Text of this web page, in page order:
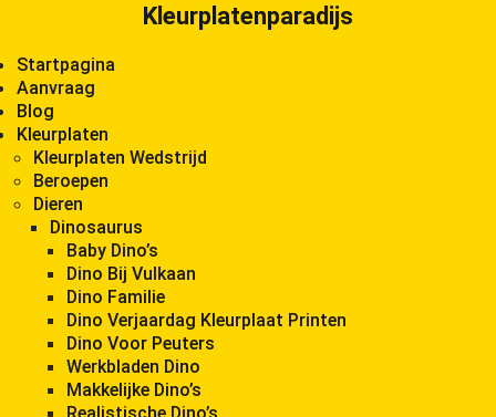
Kleurplatenparadijs
Startpagina
Aanvraag
Blog
Kleurplaten
Kleurplaten Wedstrijd
Beroepen
Dieren
Dinosaurus
Baby Dino’s
Dino Bij Vulkaan
Dino Familie
Dino Verjaardag Kleurplaat Printen
Dino Voor Peuters
Werkbladen Dino
Makkelijke Dino’s